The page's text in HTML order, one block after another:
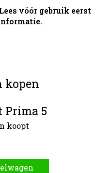
vóór gebruik eerst
kopen
Prima 5
koopt